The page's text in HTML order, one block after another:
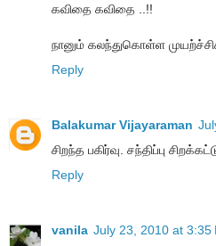
கவிதை கவிதை ..!!
நானும் கலந்துகொள்ள
Reply
Balakumar Vijayaraman
சிறந்த பகிர்வு. சந்திப்பு
Reply
vanila July 23, 2010 at 3:35